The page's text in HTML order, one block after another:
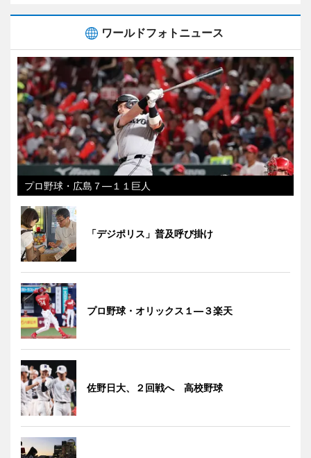
ワールドフォトニュース
プロ野球・広島７―１１巨人
「デジポリス」普及呼び掛け
プロ野球・オリックス１―３楽天
佐野日大、２回戦へ 高校野球